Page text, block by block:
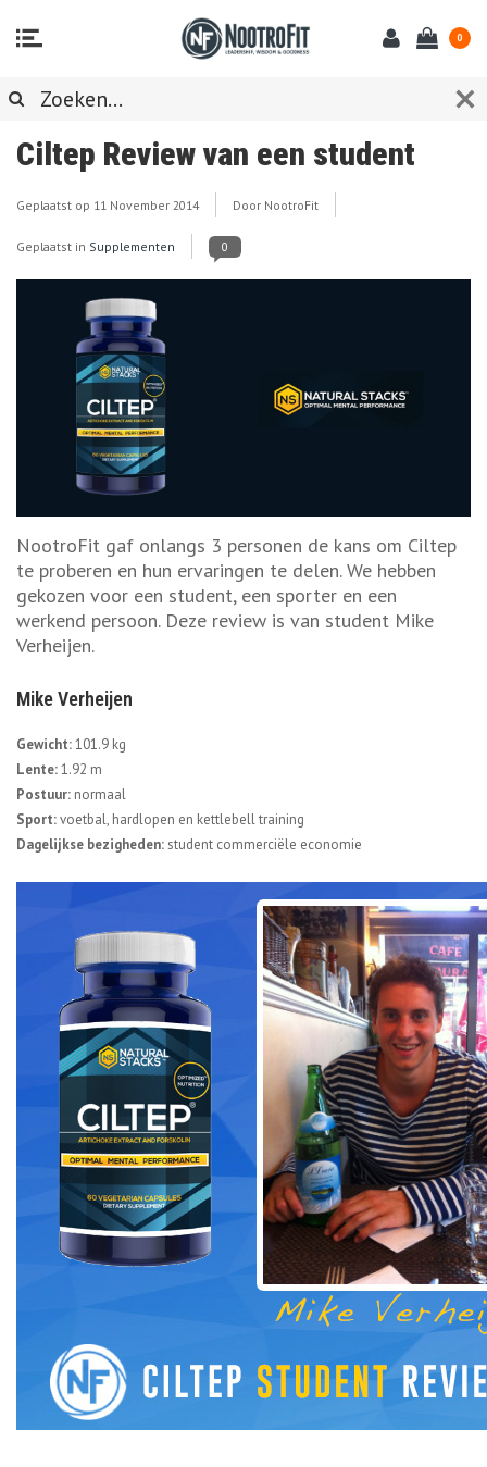
0
Ciltep Review van een student
Geplaatst op 11 November 2014 Door NootroFit
Geplaatst in Supplementen 0
NootroFit gaf onlangs 3 personen de kans om Ciltep
te proberen en hun ervaringen te delen. We hebben
gekozen voor een student, een sporter en een
werkend persoon. Deze review is van student Mike
Verheijen.
Mike Verheijen
Gewicht:101.9 kg
Lente:1.92 m
Postuur: normaal
Sport:voetbal, hardlopen en kettlebell training
Dagelijkse bezigheden:student commerciële economie